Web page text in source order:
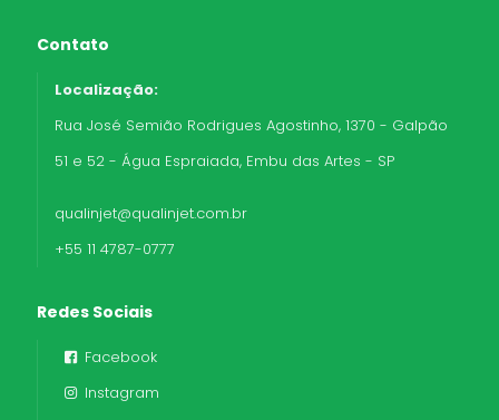
Contato
Localização:
Rua José Semião Rodrigues Agostinho, 1370 - Galpão
51 e 52 - Água Espraiada, Embu das Artes - SP
qualinjet@qualinjet.com.br
+55 11 4787-0777
Redes Sociais
Facebook
Instagram